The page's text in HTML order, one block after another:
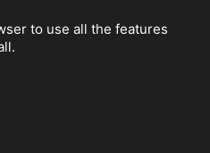
to use all the features